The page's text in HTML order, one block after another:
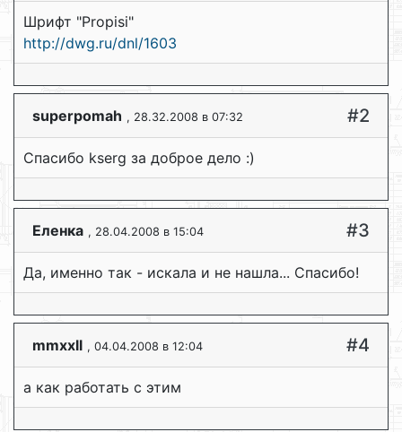
Шрифт "Propisi"
http://dwg.ru/dnl/1603
superpomah , 28.32.2008 в 07:32 #2
Спасибо kserg за доброе дело :)
Еленка , 28.04.2008 в 15:04 #3
Да, именно так - искала и не нашла... Спасибо!
mmxxll , 04.04.2008 в 12:04 #4
а как работать с этим